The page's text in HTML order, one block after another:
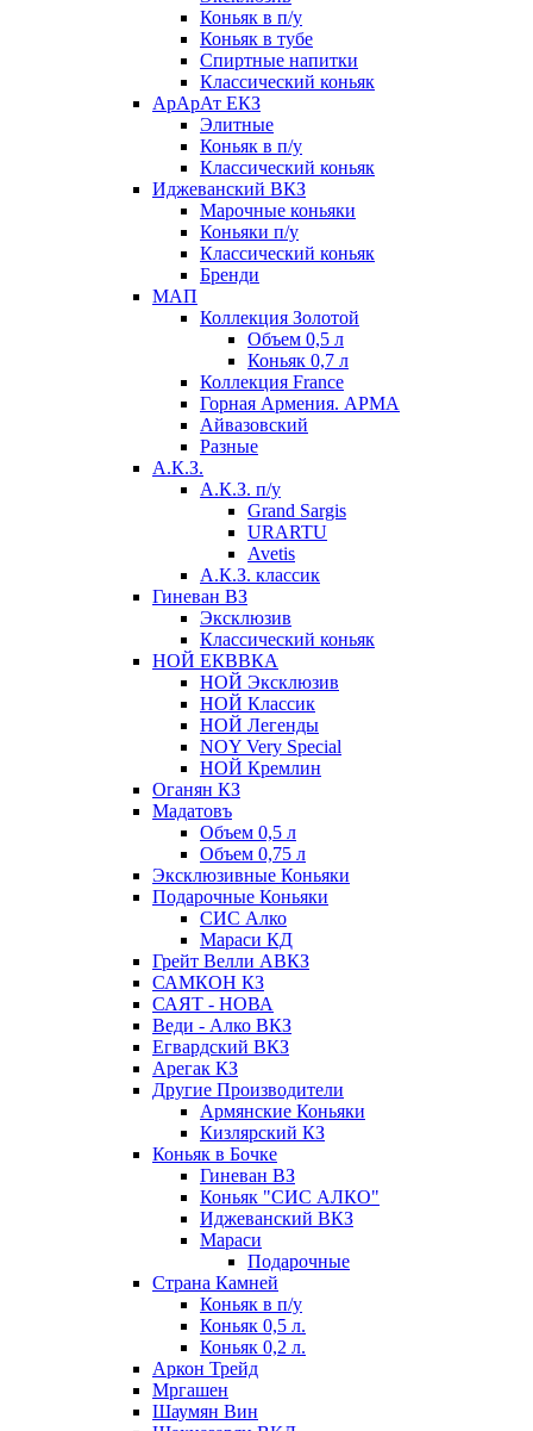
Коньяк в п/у
Коньяк в тубе
Спиртные напитки
Классический коньяк
АрАрАт ЕКЗ
Элитные
Коньяк в п/у
Классический коньяк
Иджеванский ВКЗ
Марочные коньяки
Коньяки п/у
Классический коньяк
Бренди
МАП
Коллекция Золотой
Объем 0,5 л
Коньяк 0,7 л
Коллекция France
Горная Армения. АРМА
Айвазовский
Разные
А.К.З.
А.К.З. п/у
Grand Sargis
URARTU
Avetis
А.К.З. классик
Гиневан ВЗ
Эксклюзив
Классический коньяк
НОЙ ЕКВВКА
НОЙ Эксклюзив
НОЙ Классик
НОЙ Легенды
NOY Very Speсial
НОЙ Кремлин
Оганян КЗ
Мадатовъ
Объем 0,5 л
Объем 0,75 л
Эксклюзивные Коньяки
Подарочные Коньяки
СИС Алко
Мараси КД
Грейт Велли АВКЗ
САМКОН КЗ
САЯТ - НОВА
Веди - Алко ВКЗ
Егвардский ВКЗ
Арегак КЗ
Другие Производители
Армянские Коньяки
Кизлярский КЗ
Коньяк в Бочке
Гиневан ВЗ
Коньяк "СИС АЛКО"
Иджеванский ВКЗ
Мараси
Подарочные
Страна Камней
Коньяк в п/у
Коньяк 0,5 л.
Коньяк 0,2 л.
Аркон Трейд
Мргашен
Шаумян Вин